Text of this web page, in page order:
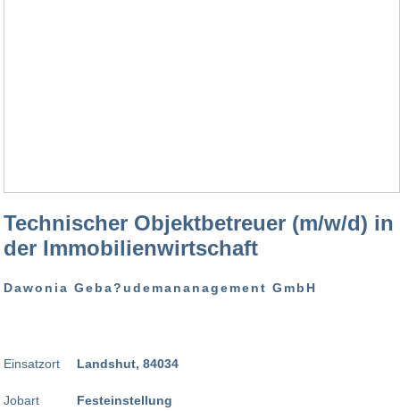
Technischer Objektbetreuer (m/w/d) in
der Immobilienwirtschaft
Dawonia Geba?udemananagement GmbH
Einsatzort
Jobart
Landshut, 84034
Festeinstellung